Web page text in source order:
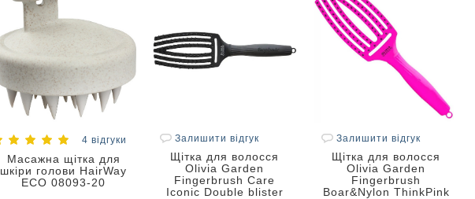
4 відгуки
Масажна щітка для
шкіри голови HairWay
ECO 08093-20
Залишити відгук
Щітка для волосся
Olivia Garden
Fingerbrush Care
Iconic Double blister
Залишити відгук
Щітка для волосся
Olivia Garden
Fingerbrush
Boar&Nylon ThinkPink